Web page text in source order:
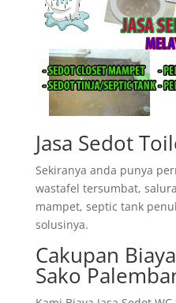
Jasa Sedot
Sekiranya anda punya
wastafel tersumbat,
mampet, septic tank
solusinya.
Cakupan
Sako